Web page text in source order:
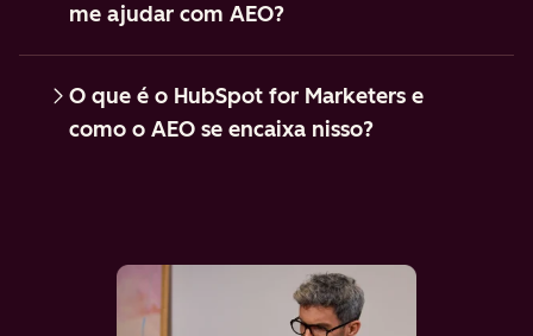
me ajudar com AEO?
O que é o HubSpot for Marketers e
como o AEO se encaixa nisso?